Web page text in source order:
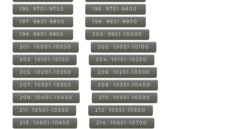
195: 9701-9750 196: 9751-9800
197: 9801-9850 198: 9851-9900
199: 9901-9950 200: 9951-10000
201: 10001-10050 202: 10051-10100
203: 10101-10150 204: 10151-10200
205: 10201-10250 206: 10251-10300
207: 10301-10350 208: 10351-10400
209: 10401-10450 210: 10451-10500
211: 10501-10550 212: 10551-10600
213: 10601-10650 214: 10651-10700